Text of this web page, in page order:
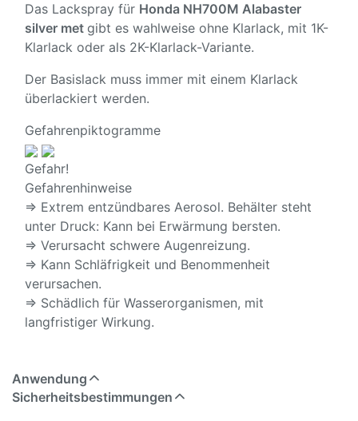
Das Lackspray für Honda NH700M Alabaster
silver met gibt es wahlweise ohne Klarlack, mit 1K-
Klarlack oder als 2K-Klarlack-Variante.
Der Basislack muss immer mit einem Klarlack
überlackiert werden.
Gefahrenpiktogramme
Gefahr!
Gefahrenhinweise
⇒ Extrem entzündbares Aerosol. Behälter steht
unter Druck: Kann bei Erwärmung bersten.
⇒ Verursacht schwere Augenreizung.
⇒ Kann Schläfrigkeit und Benommenheit
verursachen.
⇒ Schädlich für Wasserorganismen, mit
langfristiger Wirkung.
Anwendung
Sicherheitsbestimmungen